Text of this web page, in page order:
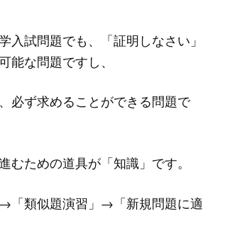
入試問題でも、「証明しなさい」
能な問題ですし、
必ず求めることができる問題で
むための道具が「知識」です。
「類似題演習」→「新規問題に適